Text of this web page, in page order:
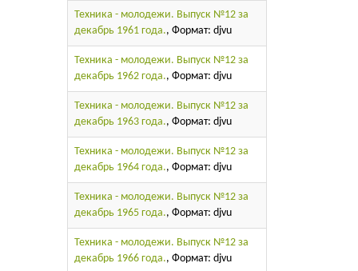
Техника - молодежи. Выпуск №12 за
декабрь 1961 года., Формат: djvu
Техника - молодежи. Выпуск №12 за
декабрь 1962 года., Формат: djvu
Техника - молодежи. Выпуск №12 за
декабрь 1963 года., Формат: djvu
Техника - молодежи. Выпуск №12 за
декабрь 1964 года., Формат: djvu
Техника - молодежи. Выпуск №12 за
декабрь 1965 года., Формат: djvu
Техника - молодежи. Выпуск №12 за
декабрь 1966 года., Формат: djvu